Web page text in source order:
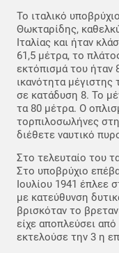
Το ιταλικό
Θωκταρίδης,
Ιταλίας και ήταν
61,5 μέτρα, το
εκτόπισμά του ήταν
ικανότητα
σε κατάδυση 8. Το
τα 80 μέτρα. Ο
τορπιλοσωλήνες
διέθετε ναυτικό
Στο τελευταίο του
Στο υποβρύχιο
Ιουλίου 1941 έπλεε
με κατεύθυνση
βρισκόταν το
είχε αποπλεύσει
εκτελούσε την 3 η